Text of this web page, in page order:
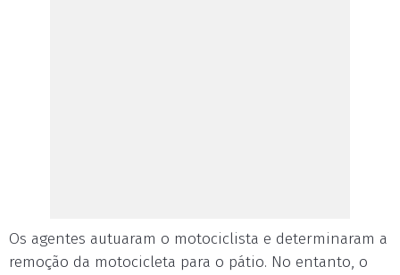
Os agentes autuaram o motociclista e determinaram a
remoção da motocicleta para o pátio. No entanto, o